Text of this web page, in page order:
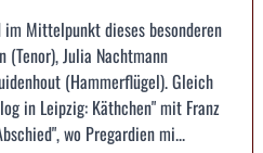
im Mittelpunkt dieses besonderen
(Tenor), Julia Nachtmann
(Hammerflügel). Gleich
in Leipzig: Käthchen" mit Franz
wo Pregardien mi...